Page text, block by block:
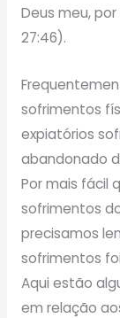
Deus meu,
27:46).
sofrimentos
expiatórios
abandonado
Por mais fácil
sofrimentos
precisamos
sofrimentos
Aqui estão
em relação